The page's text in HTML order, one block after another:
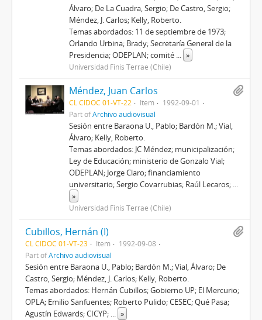
Álvaro; De La Cuadra, Sergio; De Castro, Sergio;
Méndez, J. Carlos; Kelly, Roberto.
Temas abordados: 11 de septiembre de 1973;
Orlando Urbina; Brady; Secretaría General de la
Presidencia; ODEPLAN; comité ... »
Universidad Finis Terrae (Chile)
Méndez, Juan Carlos
CL CIDOC 01-VT-22 Item
1992-09-01
Part ofArchivo audiovisual
Sesión entre Baraona U., Pablo; Bardón M.; Vial,
Álvaro; Kelly, Roberto.
Temas abordados: JC Méndez; municipalización;
Ley de Educación; ministerio de Gonzalo Vial;
ODEPLAN; Jorge Claro; financiamiento
universitario; Sergio Covarrubias; Raúl Lecaros; ...
»
Universidad Finis Terrae (Chile)
Cubillos, Hernán (I)
CL CIDOC 01-VT-23 Item
1992-09-08
Part ofArchivo audiovisual
Sesión entre Baraona U., Pablo; Bardón M.; Vial, Álvaro; De
Castro, Sergio; Méndez, J. Carlos; Kelly, Roberto.
Temas abordados: Hernán Cubillos; Gobierno UP; El Mercurio;
OPLA; Emilio Sanfuentes; Roberto Pulido; CESEC; Qué Pasa;
Agustín Edwards; CICYP; ... »